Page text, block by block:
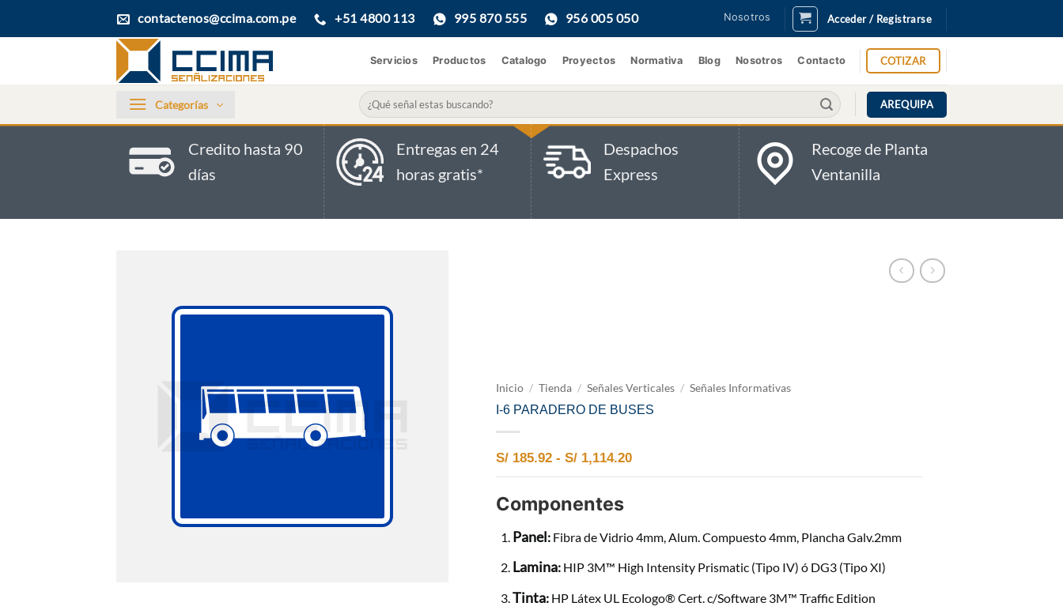
contactenos@ccima.com.pe +51 4800 113 995 870 555 956 005 050 Nosotros Acceder / Registrarse
Servicios Productos Catalogo Proyectos Normativa Blog Nosotros Contacto COTIZAR
Categorías
Buscar
por:
AREQUIPA
Credito hasta 90
días
Entregas en 24
horas gratis*
Despachos
Express
Recoge de Planta
Ventanilla
Inicio / Tienda / Señales Verticales / Señales Informativas
I-6 PARADERO DE BUSES
S/ 185.92 - S/ 1,114.20
Componentes
Panel:Fibra de Vidrio 4mm, Alum. Compuesto 4mm, Plancha Galv.2mm
Lamina:HIP 3M™ High Intensity Prismatic (Tipo IV) ó DG3 (Tipo XI)
Tinta:HP Látex UL Ecologo® Cert. c/Software 3M™ Traffic Edition